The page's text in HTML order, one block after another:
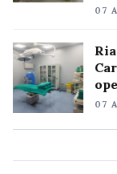
07
07